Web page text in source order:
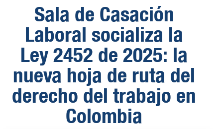
Sala de Casación
Laboral socializa la
Ley 2452 de 2025: la
nueva hoja de ruta del
derecho del trabajo en
Colombia